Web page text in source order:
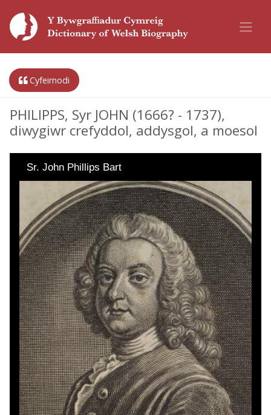
Cyfeirnodi
PHILIPPS, Syr JOHN (1666? - 1737),
diwygiwr crefyddol, addysgol, a moesol
Sr. John Phillips Bart